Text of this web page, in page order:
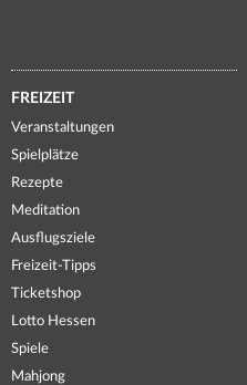
FREIZEIT
Veranstaltungen
Spielplätze
Rezepte
Meditation
Ausflugsziele
Freizeit-Tipps
Ticketshop
Lotto Hessen
Spiele
Mahjong